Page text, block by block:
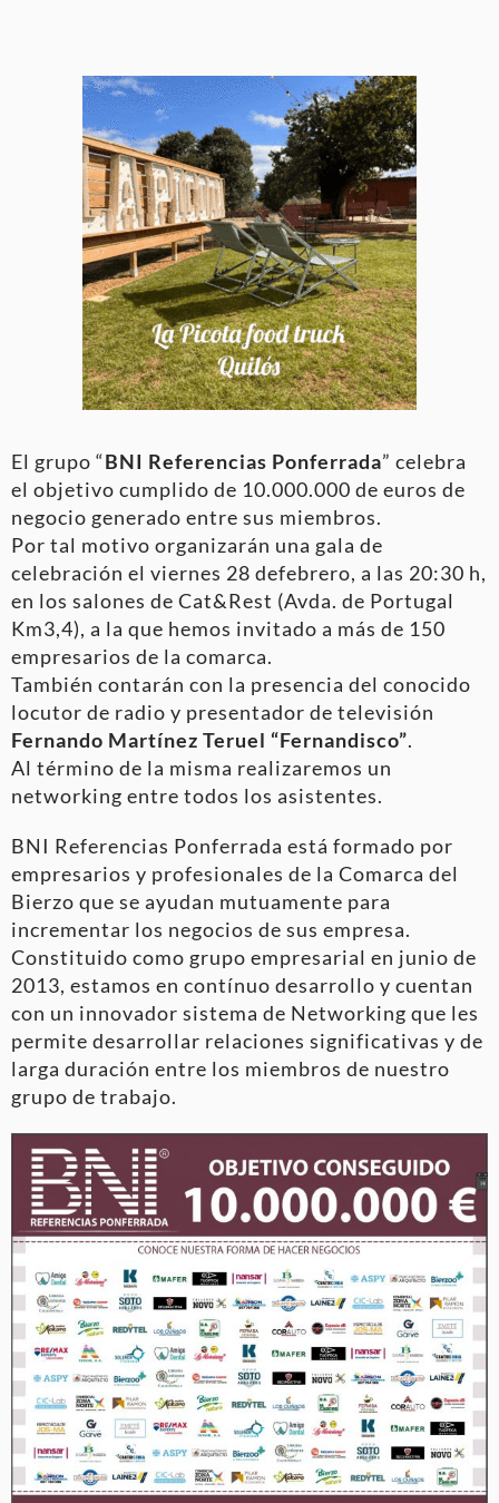
El grupo “BNI Referencias Ponferrada” celebra
el objetivo cumplido de 10.000.000 de euros de
negocio generado entre sus miembros.
Por tal motivo organizarán una gala de
celebración el viernes 28 defebrero, a las 20:30 h,
en los salones de Cat&Rest (Avda. de Portugal
Km3,4), a la que hemos invitado a más de 150
empresarios de la comarca.
También contarán con la presencia del conocido
locutor de radio y presentador de televisión
Fernando Martínez Teruel “Fernandisco”.
Al término de la misma realizaremos un
networking entre todos los asistentes.
BNI Referencias Ponferrada está formado por
empresarios y profesionales de la Comarca del
Bierzo que se ayudan mutuamente para
incrementar los negocios de sus empresa.
Constituido como grupo empresarial en junio de
2013, estamos en contínuo desarrollo y cuentan
con un innovador sistema de Networking que les
permite desarrollar relaciones significativas y de
larga duración entre los miembros de nuestro
grupo de trabajo.